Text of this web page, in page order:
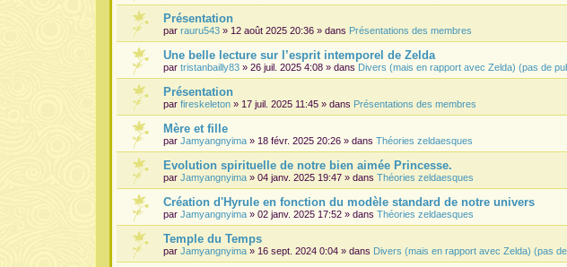
Présentation
par rauru543 » 12 août 2025 20:36 » dans Présentations des membres
Une belle lecture sur l’esprit intemporel de Zelda
par tristanbailly83 » 26 juil. 2025 4:08 » dans Divers (mais en rapport avec Zelda) (pas de
Présentation
par fireskeleton » 17 juil. 2025 11:45 » dans Présentations des membres
Mère et fille
par Jamyangnyima » 18 févr. 2025 20:26 » dans Théories zeldaesques
Evolution spirituelle de notre bien aimée Princesse.
par Jamyangnyima » 04 janv. 2025 19:47 » dans Théories zeldaesques
Création d'Hyrule en fonction du modèle standard de notre univers
par Jamyangnyima » 02 janv. 2025 17:52 » dans Théories zeldaesques
Temple du Temps
par Jamyangnyima » 16 sept. 2024 0:04 » dans Divers (mais en rapport avec Zelda) (pas